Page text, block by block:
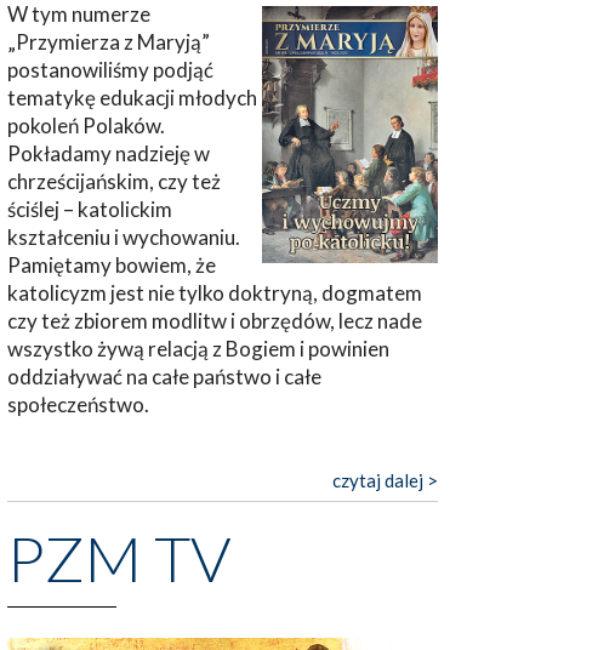
W tym numerze
„Przymierza z Maryją”
postanowiliśmy podjąć
tematykę edukacji młodych
pokoleń Polaków.
Pokładamy nadzieję w
chrześcijańskim, czy też
ściślej – katolickim
kształceniu i wychowaniu.
Pamiętamy bowiem, że
katolicyzm jest nie tylko doktryną, dogmatem
czy też zbiorem modlitw i obrzędów, lecz nade
wszystko żywą relacją z Bogiem i powinien
oddziaływać na całe państwo i całe
społeczeństwo.
czytaj dalej >
PZM TV